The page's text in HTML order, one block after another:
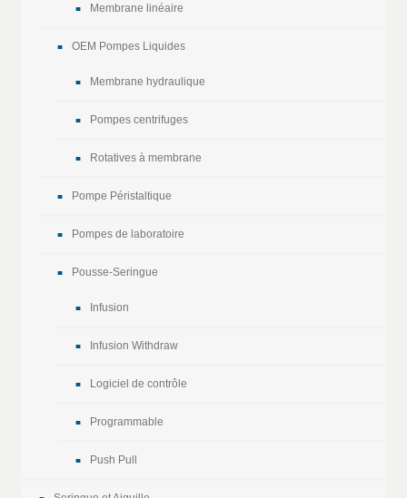
Membrane linéaire
OEM Pompes Liquides
Membrane hydraulique
Pompes centrifuges
Rotatives à membrane
Pompe Péristaltique
Pompes de laboratoire
Pousse-Seringue
Infusion
Infusion Withdraw
Logiciel de contrôle
Programmable
Push Pull